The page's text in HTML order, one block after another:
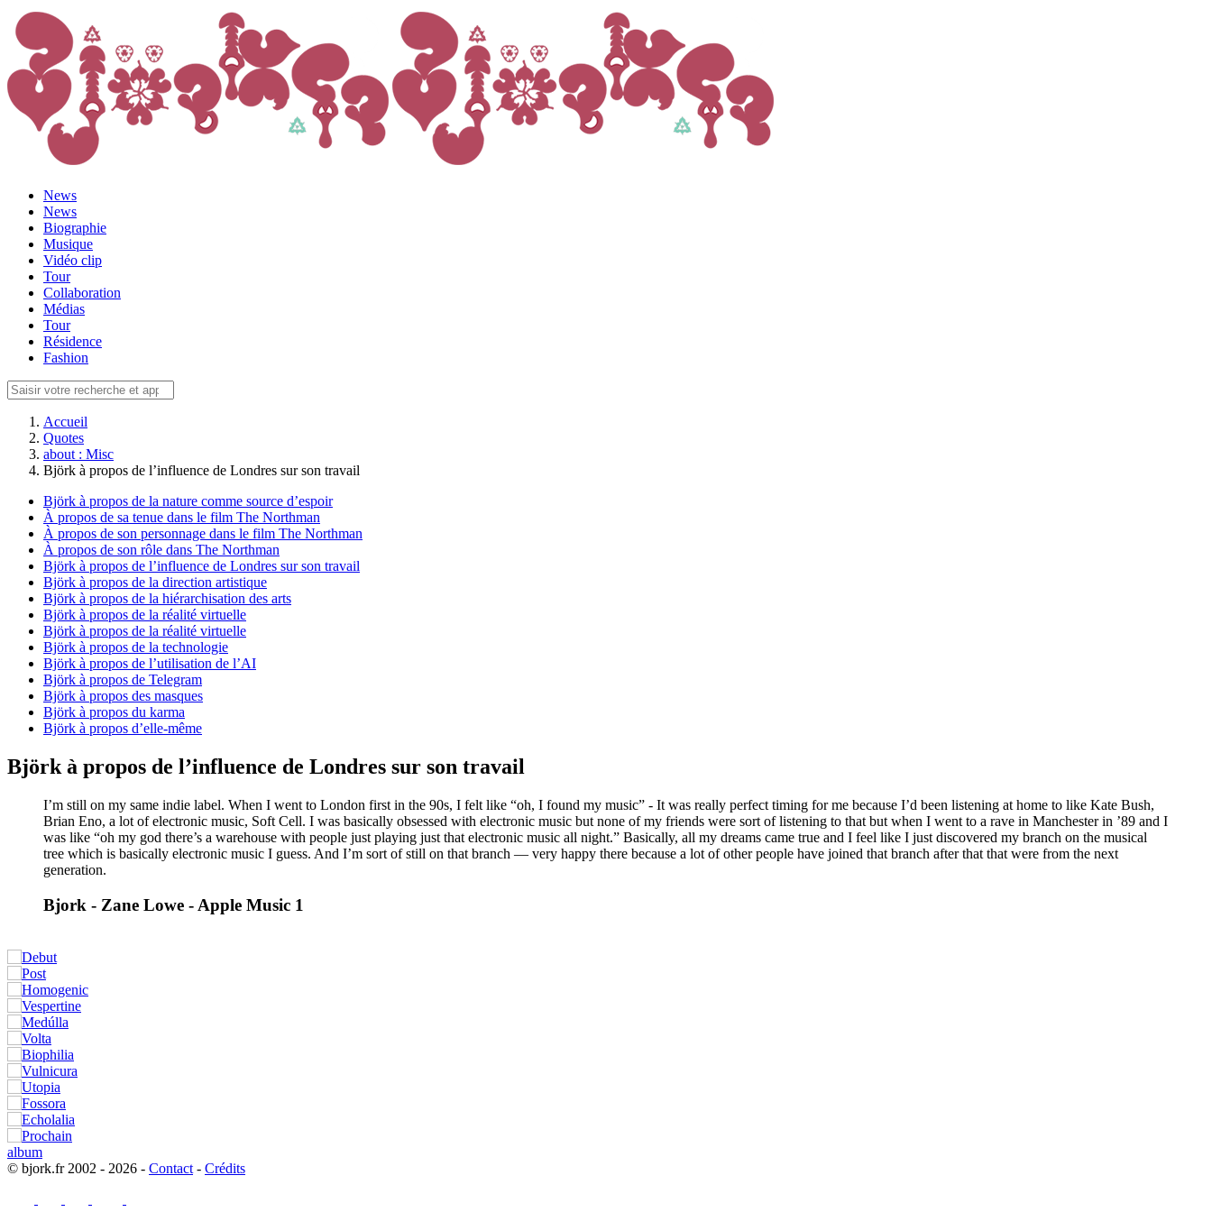
News
News
Biographie
Musique
Vidéo clip
Tour
Collaboration
Médias
Tour
Résidence
Fashion
Accueil
Quotes
about : Misc
Björk à propos de l’influence de Londres sur son travail
Björk à propos de la nature comme source d’espoir
À propos de sa tenue dans le film The Northman
À propos de son personnage dans le film The Northman
À propos de son rôle dans The Northman
Björk à propos de l’influence de Londres sur son travail
Björk à propos de la direction artistique
Björk à propos de la hiérarchisation des arts
Björk à propos de la réalité virtuelle
Björk à propos de la réalité virtuelle
Björk à propos de la technologie
Björk à propos de l’utilisation de l’AI
Björk à propos de Telegram
Björk à propos des masques
Björk à propos du karma
Björk à propos d’elle-même
Björk à propos de l’influence de Londres sur son travail
I’m still on my same indie label. When I went to London first in the 90s, I felt like “oh, I found my music” - It was really perfect timing for me because I’d been listening at home to like Kate Bush,
Brian Eno, a lot of electronic music, Soft Cell. I was basically obsessed with electronic music but none of my friends were sort of listening to that but when I went to a rave in Manchester in ’89 and I
was like “oh my god there’s a warehouse with people just playing just that electronic music all night.” Basically, all my dreams came true and I feel like I just discovered my branch on the musical
tree which is basically electronic music I guess. And I’m sort of still on that branch — very happy there because a lot of other people have joined that branch after that that were from the next
generation.
Bjork - Zane Lowe - Apple Music 1
© bjork.fr 2002 - 2026 - Contact - Crédits